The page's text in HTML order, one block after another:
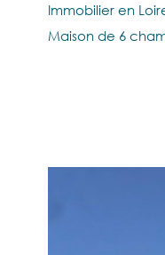
Immobilier en
Maison de 6